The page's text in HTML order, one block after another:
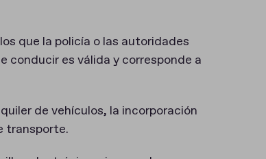
que la policía o las autoridades
conducir es válida y corresponde a
de vehículos, la incorporación
transporte.